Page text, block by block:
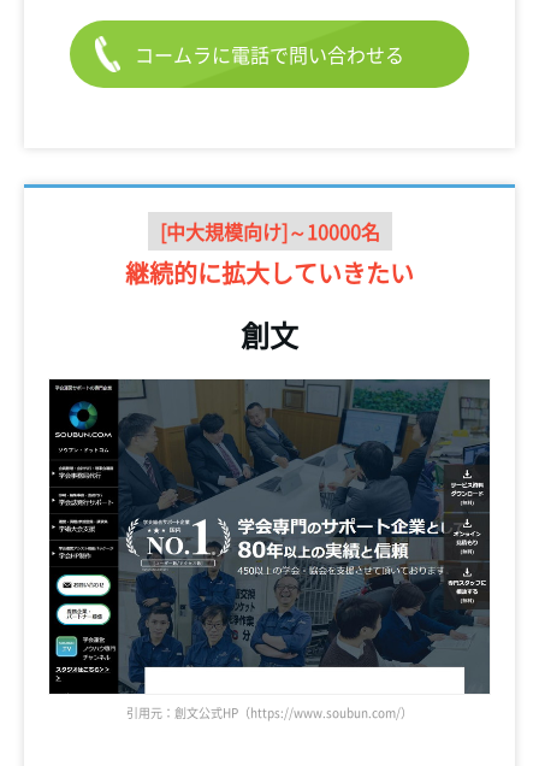
コームラに電話で問い合わせる
[中大規模向け]～10000名
継続的に拡大していきたい
創文
引用元：創文公式HP（https://www.soubun.com/）